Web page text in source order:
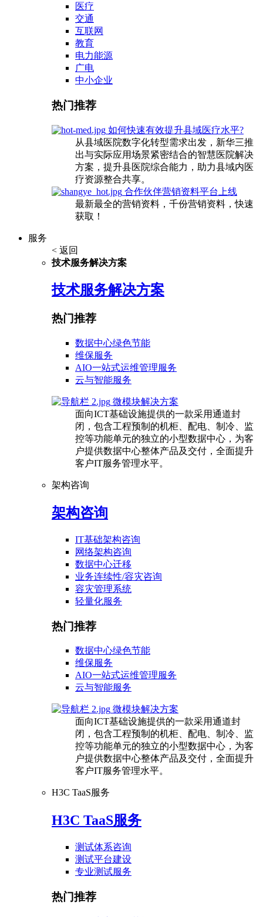
医疗
交通
互联网
教育
电力能源
广电
中小企业
热门推荐
如何快速有效提升县域医疗水平?
从县域医院数字化转型需求出发，新华三推
出与实际应用场景紧密结合的智慧医院解决
方案，提升县医院综合能力，助力县域内医
疗资源整合共享。
合作伙伴营销资料平台上线
最新最全的营销资料，千份营销资料，快速
获取！
服务
< 返回
技术服务解决方案
技术服务解决方案
热门推荐
数据中心绿色节能
维保服务
AIO一站式运维管理服务
云与智能服务
微模块解决方案
面向ICT基础设施提供的一款采用通道封
闭，包含工程预制的机柜、配电、制冷、监
控等功能单元的独立的小型数据中心，为客
户提供数据中心整体产品及交付，全面提升
客户IT服务管理水平。
架构咨询
架构咨询
IT基础架构咨询
网络架构咨询
数据中心迁移
业务连续性/容灾咨询
容灾管理系统
轻量化服务
热门推荐
数据中心绿色节能
维保服务
AIO一站式运维管理服务
云与智能服务
微模块解决方案
面向ICT基础设施提供的一款采用通道封
闭，包含工程预制的机柜、配电、制冷、监
控等功能单元的独立的小型数据中心，为客
户提供数据中心整体产品及交付，全面提升
客户IT服务管理水平。
H3C TaaS服务
H3C TaaS服务
测试体系咨询
测试平台建设
专业测试服务
热门推荐